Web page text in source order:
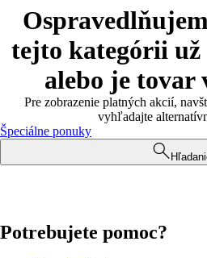
tejto kategórii už
alebo je tovar
Pre zobrazenie platných akcií,
vyhľadajte
Špeciálne ponuky
Potrebujete pomoc?